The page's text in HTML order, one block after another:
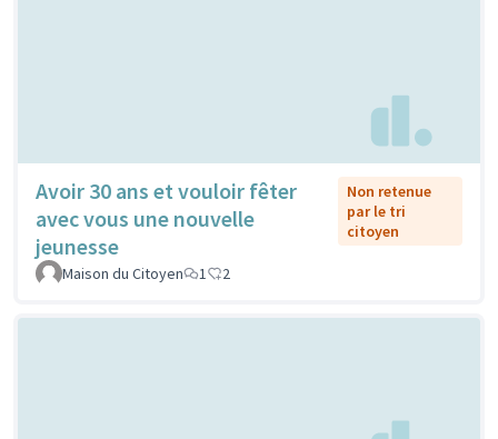
Avoir 30 ans et vouloir fêter
avec vous une nouvelle
jeunesse
Non retenue
par le tri
citoyen
Maison du Citoyen 1 2